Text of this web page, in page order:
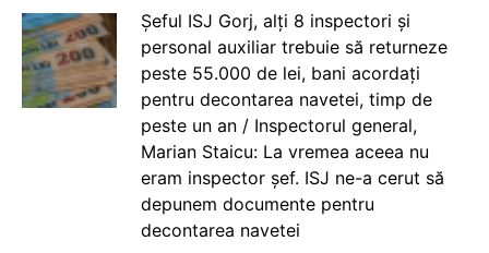
Șeful ISJ Gorj, alți 8 inspectori și
personal auxiliar trebuie să returneze
peste 55.000 de lei, bani acordați
pentru decontarea navetei, timp de
peste un an / Inspectorul general,
Marian Staicu: La vremea aceea nu
eram inspector șef. ISJ ne-a cerut să
depunem documente pentru
decontarea navetei